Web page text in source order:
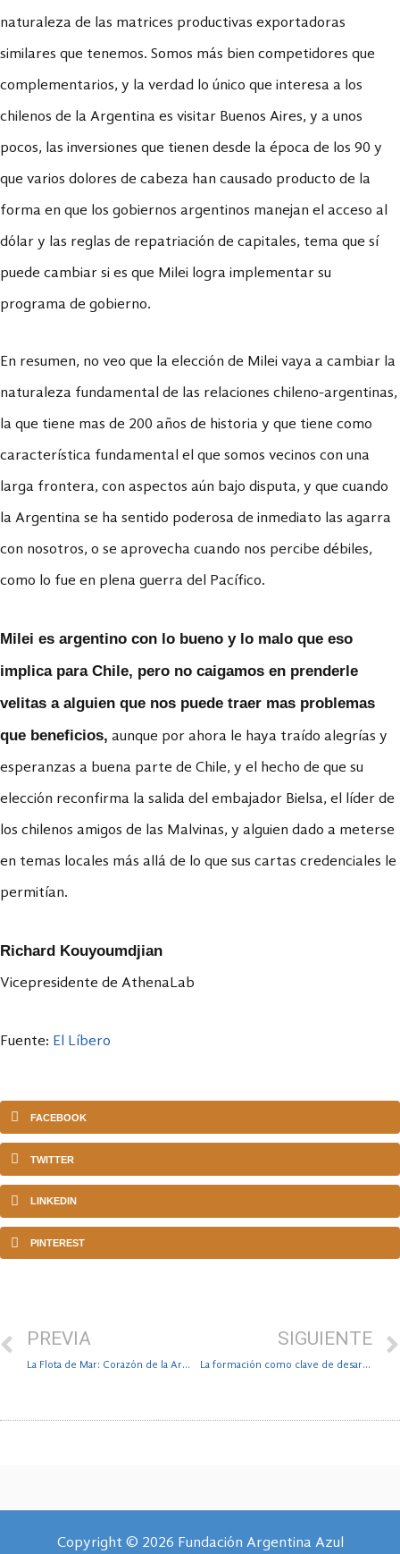
naturaleza de las matrices productivas exportadoras
similares que tenemos. Somos más bien competidores que
complementarios, y la verdad lo único que interesa a los
chilenos de la Argentina es visitar Buenos Aires, y a unos
pocos, las inversiones que tienen desde la época de los 90 y
que varios dolores de cabeza han causado producto de la
forma en que los gobiernos argentinos manejan el acceso al
dólar y las reglas de repatriación de capitales, tema que sí
puede cambiar si es que Milei logra implementar su
programa de gobierno.
En resumen, no veo que la elección de Milei vaya a cambiar la
naturaleza fundamental de las relaciones chileno-argentinas,
la que tiene mas de 200 años de historia y que tiene como
característica fundamental el que somos vecinos con una
larga frontera, con aspectos aún bajo disputa, y que cuando
la Argentina se ha sentido poderosa de inmediato las agarra
con nosotros, o se aprovecha cuando nos percibe débiles,
como lo fue en plena guerra del Pacífico.
Milei es argentino con lo bueno y lo malo que eso
implica para Chile, pero no caigamos en prenderle
velitas a alguien que nos puede traer mas problemas
que beneficios, aunque por ahora le haya traído alegrías y
esperanzas a buena parte de Chile, y el hecho de que su
elección reconfirma la salida del embajador Bielsa, el líder de
los chilenos amigos de las Malvinas, y alguien dado a meterse
en temas locales más allá de lo que sus cartas credenciales le
permitían.
Richard Kouyoumdjian
Vicepresidente de AthenaLab
Fuente: El Líbero
FACEBOOK
TWITTER
LINKEDIN
PINTEREST
PREVIA
La Flota de Mar: Corazón de la Armada
SIGUIENTE
La formación como clave de desarrollo en el sector pesquero
Copyright © 2026 Fundación Argentina Azul